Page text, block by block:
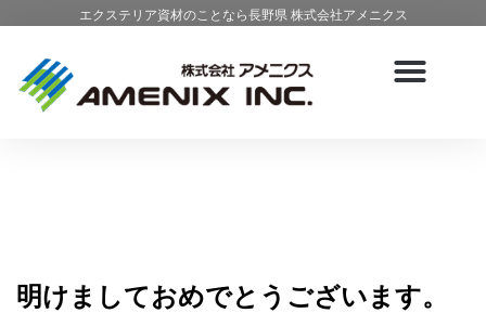
エクステリア資材のことなら長野県 株式会社アメニクス
明けましておめでとうございます。